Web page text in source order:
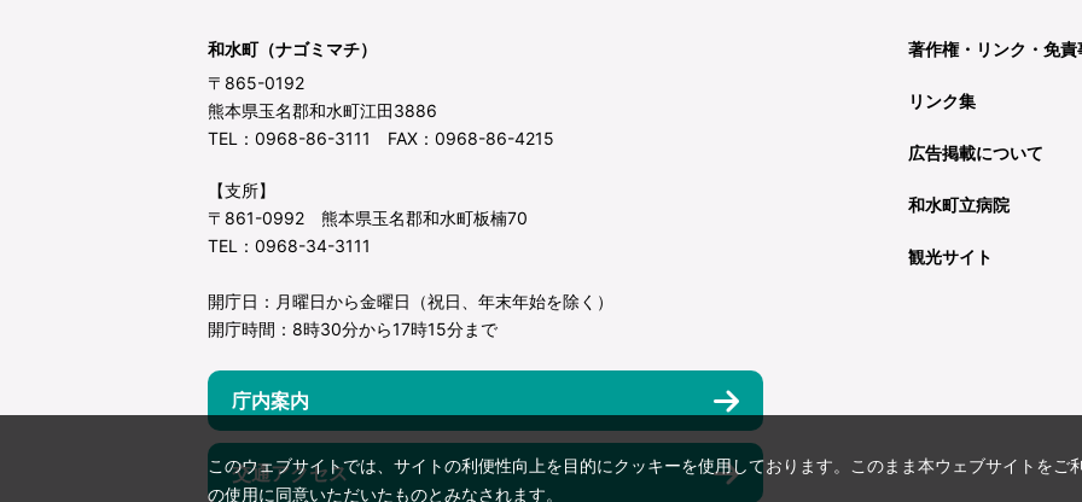
和水町（ナゴミマチ）
〒865-0192
熊本県玉名郡和水町江田3886
TEL：0968-86-3111 FAX：0968-86-4215
【支所】
〒861-0992 熊本県玉名郡和水町板楠70
TEL：0968-34-3111
開庁日：月曜日から金曜日（祝日、年末年始を除く）
開庁時間：8時30分から17時15分まで
庁内案内
交通アクセス
著作権・リンク・免責
リンク集
広告掲載について
和水町立病院
観光サイト
このウェブサイトでは、サイトの利便性向上を目的にクッキーを使用しております。このまま本ウェブサイトをご
の使用に同意いただいたものとみなされます。